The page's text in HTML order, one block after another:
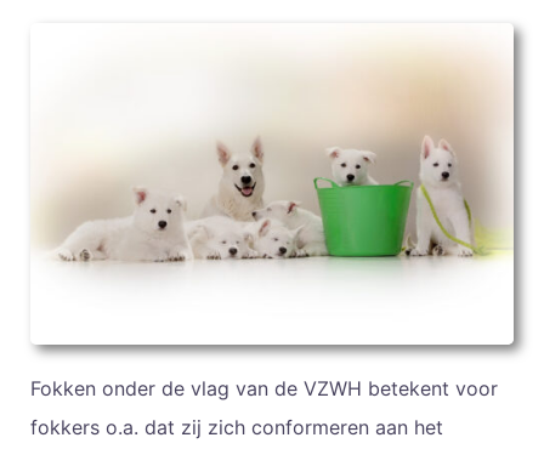
Fokken onder de vlag van de VZWH betekent voor
fokkers o.a. dat zij zich conformeren aan het